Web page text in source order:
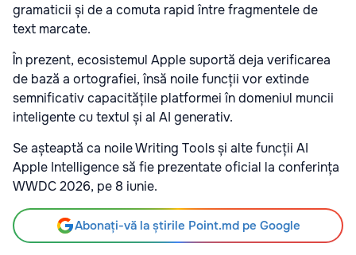
gramaticii și de a comuta rapid între fragmentele de
text marcate.
În prezent, ecosistemul Apple suportă deja verificarea
de bază a ortografiei, însă noile funcții vor extinde
semnificativ capacitățile platformei în domeniul muncii
inteligente cu textul și al AI generativ.
Se așteaptă ca noile Writing Tools și alte funcții AI
Apple Intelligence să fie prezentate oficial la conferința
WWDC 2026, pe 8 iunie.
Abonați-vă la știrile Point.md pe Google